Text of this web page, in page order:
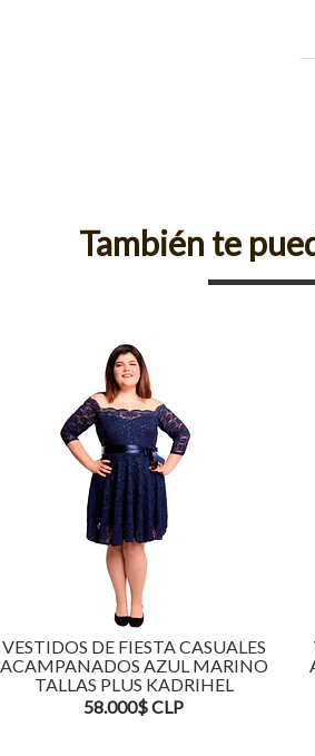
También te
VESTIDOS DE FIESTA CASUALES
ACAMPANADOS AZUL MARINO
TALLAS PLUS KADRIHEL
58.000$ CLP